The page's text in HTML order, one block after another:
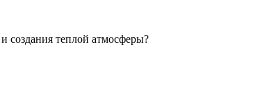
теплой атмосферы?